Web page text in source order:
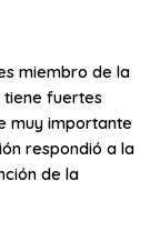
miembro de la
tiene fuertes
muy importante
respondió a la
de la